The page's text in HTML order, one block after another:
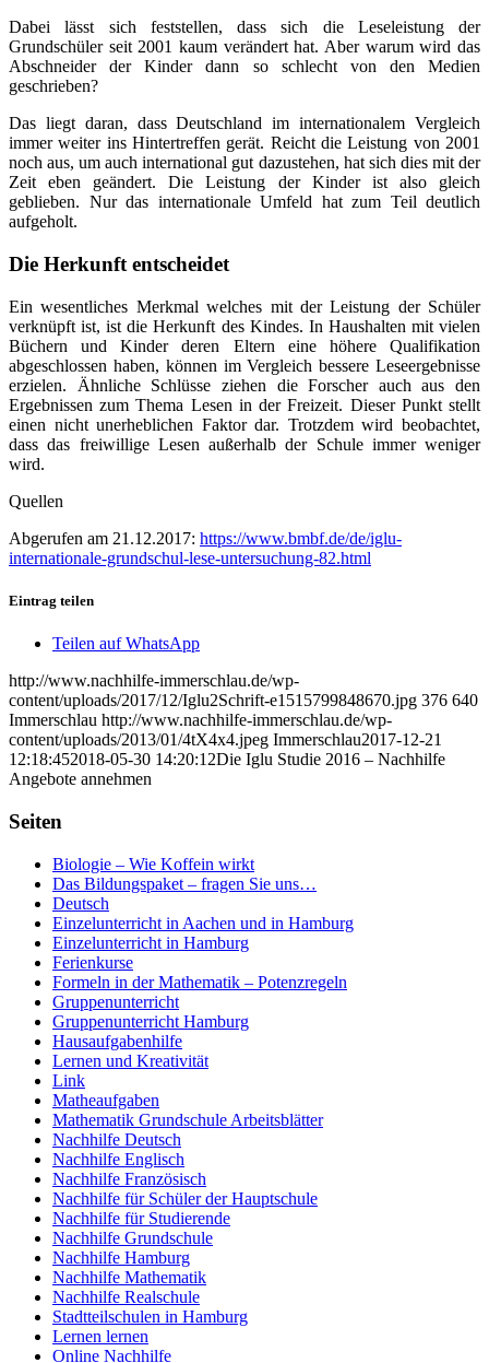
Dabei lässt sich feststellen, dass sich die Leseleistung der
Grundschüler seit 2001 kaum verändert hat. Aber warum wird das
Abschneider der Kinder dann so schlecht von den Medien
geschrieben?
Das liegt daran, dass Deutschland im internationalem Vergleich
immer weiter ins Hintertreffen gerät. Reicht die Leistung von 2001
noch aus, um auch international gut dazustehen, hat sich dies mit der
Zeit eben geändert. Die Leistung der Kinder ist also gleich
geblieben. Nur das internationale Umfeld hat zum Teil deutlich
aufgeholt.
Die Herkunft entscheidet
Ein wesentliches Merkmal welches mit der Leistung der Schüler
verknüpft ist, ist die Herkunft des Kindes. In Haushalten mit vielen
Büchern und Kinder deren Eltern eine höhere Qualifikation
abgeschlossen haben, können im Vergleich bessere Leseergebnisse
erzielen. Ähnliche Schlüsse ziehen die Forscher auch aus den
Ergebnissen zum Thema Lesen in der Freizeit. Dieser Punkt stellt
einen nicht unerheblichen Faktor dar. Trotzdem wird beobachtet,
dass das freiwillige Lesen außerhalb der Schule immer weniger
wird.
Quellen
Abgerufen am 21.12.2017: https://www.bmbf.de/de/iglu-
internationale-grundschul-lese-untersuchung-82.html
Eintrag teilen
Teilen auf WhatsApp
http://www.nachhilfe-immerschlau.de/wp-
content/uploads/2017/12/Iglu2Schrift-e1515799848670.jpg 376 640
Immerschlau http://www.nachhilfe-immerschlau.de/wp-
content/uploads/2013/01/4tX4x4.jpeg Immerschlau2017-12-21
12:18:452018-05-30 14:20:12Die Iglu Studie 2016 – Nachhilfe
Angebote annehmen
Seiten
Biologie – Wie Koffein wirkt
Das Bildungspaket – fragen Sie uns…
Deutsch
Einzelunterricht in Aachen und in Hamburg
Einzelunterricht in Hamburg
Ferienkurse
Formeln in der Mathematik – Potenzregeln
Gruppenunterricht
Gruppenunterricht Hamburg
Hausaufgabenhilfe
Lernen und Kreativität
Link
Matheaufgaben
Mathematik Grundschule Arbeitsblätter
Nachhilfe Deutsch
Nachhilfe Englisch
Nachhilfe Französisch
Nachhilfe für Schüler der Hauptschule
Nachhilfe für Studierende
Nachhilfe Grundschule
Nachhilfe Hamburg
Nachhilfe Mathematik
Nachhilfe Realschule
Stadtteilschulen in Hamburg
Lernen lernen
Online Nachhilfe